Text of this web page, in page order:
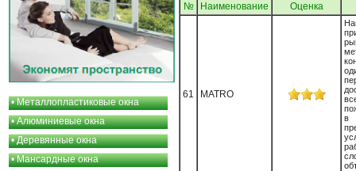
•Металлопластиковые окна
•Алюминиевые окна
•Деревянные окна
•Мансардные окна
№ Наименование Oценка
61 MATRO
в